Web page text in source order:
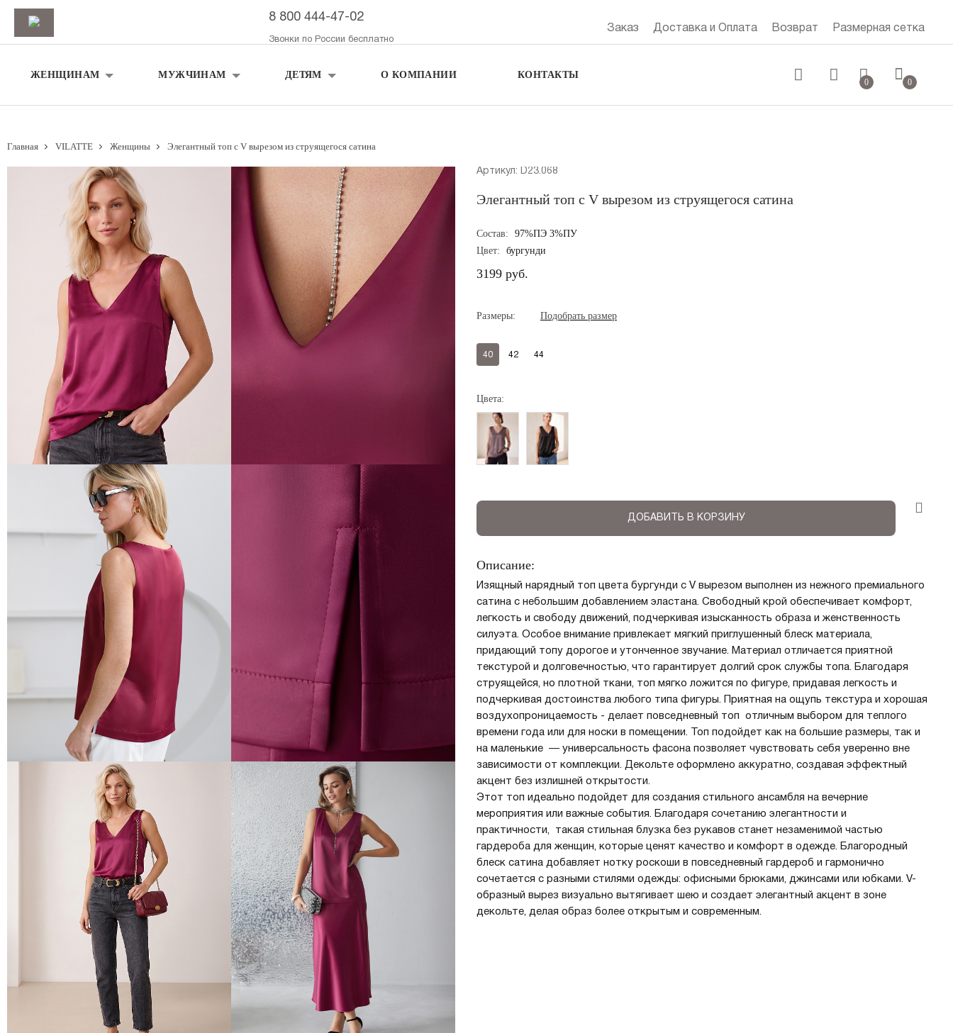
8 800 444-47-02
Звонки по России бесплатно
Заказ Доставка и Оплата Возврат Размерная сетка
ЖЕНЩИНАМ МУЖЧИНАМ ДЕТЯМ О КОМПАНИИ КОНТАКТЫ
Регистрация Авторизация
Запомнить меня на этом компьютере
0 0
Главная VILATTE Женщины Элегантный топ с V вырезом из струящегося сатина
Артикул: D23.068
Элегантный топ с V вырезом из струящегося сатина
Состав:
97%ПЭ 3%ПУ
Цвет:
бургунди
3199 руб.
Размеры: Подобрать размер
40 42 44
Цвета:
ДОБАВИТЬ В КОРЗИНУ
Описание:
Изящный нарядный топ цвета бургунди с V вырезом выполнен из нежного премиального
сатина с небольшим добавлением эластана. Свободный крой обеспечивает комфорт,
легкость и свободу движений, подчеркивая изысканность образа и женственность
силуэта. Особое внимание привлекает мягкий приглушенный блеск материала,
придающий топу дорогое и утонченное звучание. Материал отличается приятной
текстурой и долговечностью, что гарантирует долгий срок службы топа. Благодаря
струящейся, но плотной ткани, топ мягко ложится по фигуре, придавая легкость и
подчеркивая достоинства любого типа фигуры. Приятная на ощупь текстура и хорошая
воздухопроницаемость - делает повседневный топ отличным выбором для теплого
времени года или для носки в помещении. Топ подойдет как на большие размеры, так и
на маленькие — универсальность фасона позволяет чувствовать себя уверенно вне
зависимости от комплекции. Декольте оформлено аккуратно, создавая эффектный
акцент без излишней открытости.
Этот топ идеально подойдет для создания стильного ансамбля на вечерние
мероприятия или важные события. Благодаря сочетанию элегантности и
практичности, такая стильная блузка без рукавов станет незаменимой частью
гардероба для женщин, которые ценят качество и комфорт в одежде. Благородный
блеск сатина добавляет нотку роскоши в повседневный гардероб и гармонично
сочетается с разными стилями одежды: офисными брюками, джинсами или юбками. V-
образный вырез визуально вытягивает шею и создает элегантный акцент в зоне
декольте, делая образ более открытым и современным.